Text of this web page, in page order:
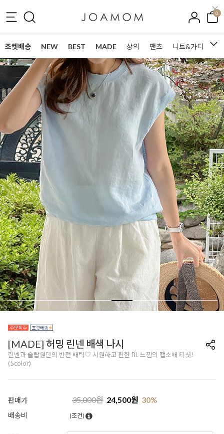
0
조켓배송 NEW BEST MADE 상의 팬츠 니트&가디건
[MADE] 허밍 린넨 배색 나시
린넨과 슬랍원단의 반전 매력♡ 시원하고 편한 BL 느낌의 캡소매 티셧!
(5color)
판매가 35,000원 24,500원 30%
배송비 (조건)